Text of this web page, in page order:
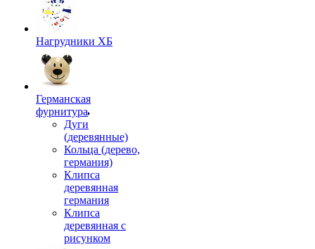
Нагрудники ХБ
Германская
фурнитура
Дуги
(деревянные)
Кольца (дерево,
германия)
Клипса
деревянная
германия
Клипса
деревянная с
рисунком